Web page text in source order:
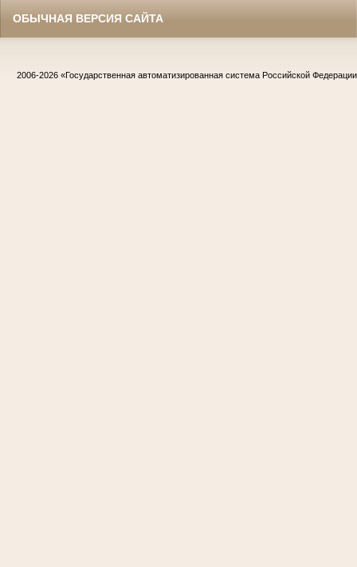
ОБЫЧНАЯ ВЕРСИЯ САЙТА
2006-2026 «Государственная автоматизированная система Российской